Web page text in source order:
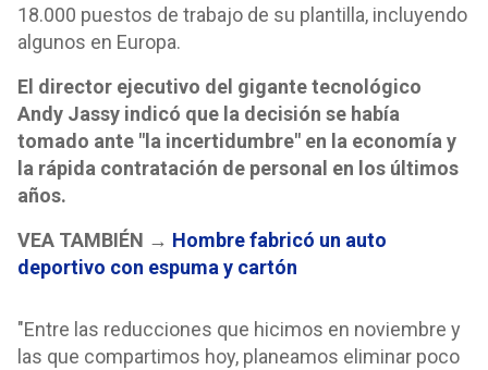
18.000 puestos de trabajo de su plantilla, incluyendo
algunos en Europa.
El director ejecutivo del gigante tecnológico
Andy Jassy indicó que la decisión se había
tomado ante "la incertidumbre" en la economía y
la rápida contratación de personal en los últimos
años.
VEA TAMBIÉN → Hombre fabricó un auto
deportivo con espuma y cartón
"Entre las reducciones que hicimos en noviembre y
las que compartimos hoy, planeamos eliminar poco